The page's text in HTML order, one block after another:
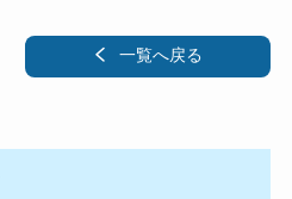
一覧へ戻る